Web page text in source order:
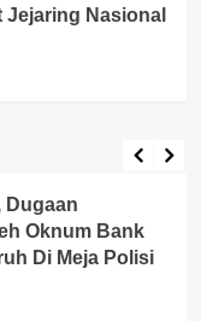
Nasional
Dugaan
Oknum Bank
Di Meja Polisi